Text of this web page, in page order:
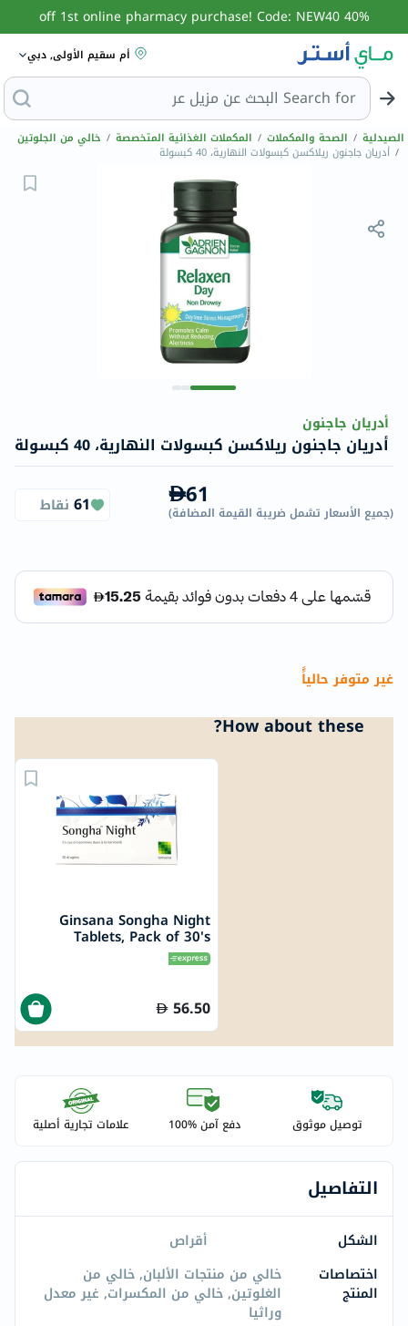
40% off 1st online pharmacy purchase! Code: NEW40
أم سقيم الأولى, دبي
Search for البح
الصيدلية / الصحة والمكملات / المكملات الغذائية المتخصصة / خالي من الجلوتين
/ أدريان جاجنون ريلاكسن كبسولات النهارية، 40 كبسولة
أدريان جاجنون
أدريان جاجنون ريلاكسن كبسولات النهارية، 40 كبسولة
61 (جميع الأسعار تشمل ضريبة القيمة المضافة)
61 نقاط
غير متوفر حالياًً
How about these?
Ginsana Songha Night
Tablets, Pack of 30's
56.50
توصيل موثوق دفع آمن %100 علامات تجارية أصلية
التفاصيل
الشكل
أقراص
اختصاصات
المنتج
خالي من منتجات الألبان, خالي من
الغلوتين, خالي من المكسرات, غير معدل
وراثيا